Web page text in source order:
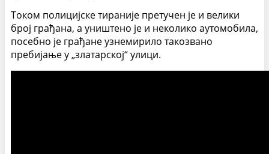
Током полицијске тираније претучен је и велики
број грађана, а уништено је и неколико аутомобила,
посебно је грађане узнемирило такозвано
пребијање у „златарској“ улици.